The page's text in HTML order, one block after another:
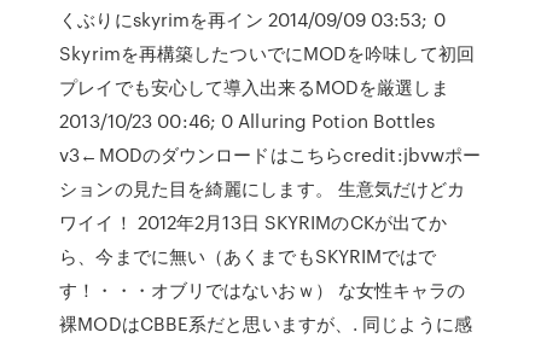
くぶりにskyrimを再イン 2014/09/09 03:53; 0
Skyrimを再構築したついでにMODを吟味して初回
プレイでも安心して導入出来るMODを厳選しま
2013/10/23 00:46; 0 Alluring Potion Bottles
v3←MODのダウンロードはこちらcredit:jbvwポー
ションの見た目を綺麗にします。 生意気だけどカ
ワイイ！ 2012年2月13日 SKYRIMのCKが出てか
ら、今までに無い（あくまでもSKYRIMではで
す！・・・オブリではないおｗ） な女性キャラの
裸MODはCBBE系だと思いますが、. 同じように感